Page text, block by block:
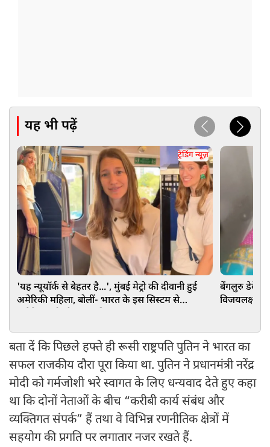
यह भी पढ़ें
ट्रेंडिंग न्यूज़
'यह न्यूयॉर्क से बेहतर है...', मुंबई मेट्रो की दीवानी हुई
अमेरिकी महिला, बोलीं- भारत के इस सिस्टम से
बेंगलुरु डेकेयर
विजयलक्ष्मी
बता दें कि पिछले हफ्ते ही रूसी राष्ट्रपति पुतिन ने भारत का
सफल राजकीय दौरा पूरा किया था. पुतिन ने प्रधानमंत्री नरेंद्र
मोदी को गर्मजोशी भरे स्वागत के लिए धन्यवाद देते हुए कहा
था कि दोनों नेताओं के बीच “करीबी कार्य संबंध और
व्यक्तिगत संपर्क” हैं तथा वे विभिन्न रणनीतिक क्षेत्रों में
सहयोग की प्रगति पर लगातार नजर रखते हैं.